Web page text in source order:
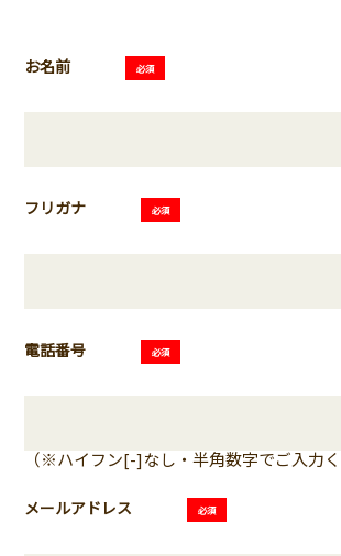
お名前 必須
フリガナ 必須
電話番号 必須
（※ハイフン[-]なし・半角数字でご入力く
メールアドレス 必須